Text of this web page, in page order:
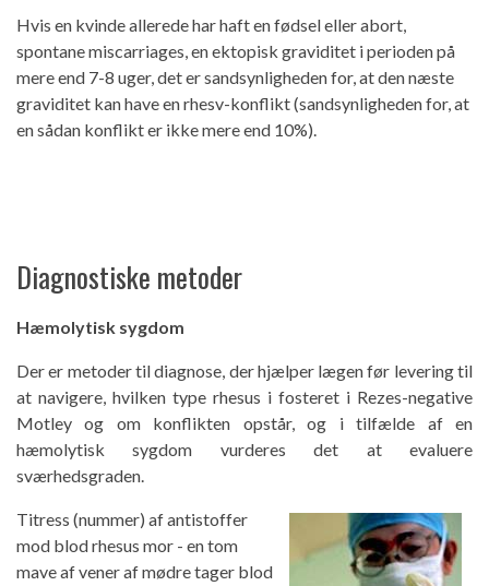
Hvis en kvinde allerede har haft en fødsel eller abort,
spontane miscarriages, en ektopisk graviditet i perioden på
mere end 7-8 uger, det er sandsynligheden for, at den næste
graviditet kan have en rhesv-konflikt (sandsynligheden for, at
en sådan konflikt er ikke mere end 10%).
Diagnostiske metoder
Hæmolytisk sygdom
Der er metoder til diagnose, der hjælper lægen før levering til
at navigere, hvilken type rhesus i fosteret i Rezes-negative
Motley og om konflikten opstår, og i tilfælde af en
hæmolytisk sygdom vurderes det at evaluere
sværhedsgraden.
Titress (nummer) af antistoffer
mod blod rhesus mor - en tom
mave af vener af mødre tager blod